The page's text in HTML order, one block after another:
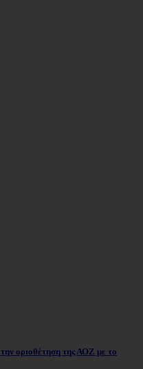
οριοθέτηση της ΑΟΖ με το